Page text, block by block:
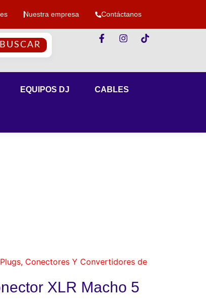
Nuestra empresa Contáctanos
BUSCAR
EQUIPOS DJ CABLES
Plugs, Conectores Y Convertidores de
XLR Macho 5